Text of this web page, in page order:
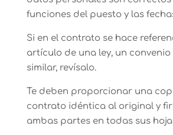
funciones del puesto y las
Si en el contrato se hace
artículo de una ley, un
similar, revísalo.
Te deben proporcionar una
contrato idéntica al original y
ambas partes en todas sus